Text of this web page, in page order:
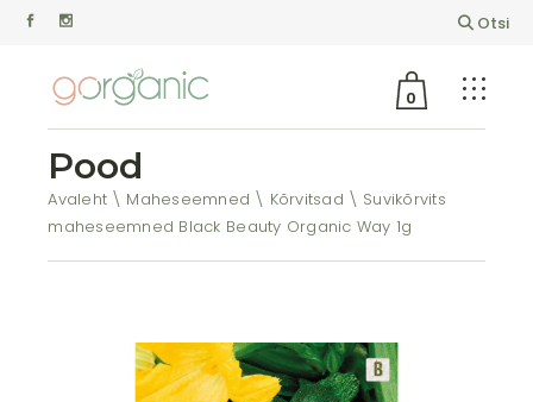
Otsi
0
Pood
Avaleht Maheseemned Kõrvitsad
Suvikõrvits
maheseemned Black Beauty Organic Way 1g